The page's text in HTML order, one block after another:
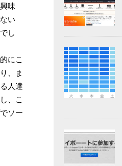
味
い
し
にこ
、ま
人達
、こ
ソー